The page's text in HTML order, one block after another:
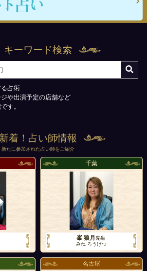
キーワード検索
占術
や出演予定の店舗など
す。
新着！占い師情報
新たに参加された占い師をご紹介
千葉
峯 狼月 先生
みね ろうげつ
名古屋